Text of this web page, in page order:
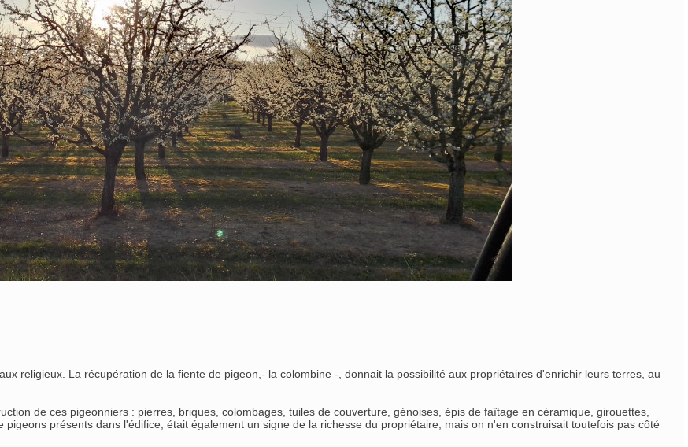
religieux. La récupération de la fiente de pigeon,- la colombine -, donnait la possibilité aux propriétaires d'enrichir leurs terres, au
de ces pigeonniers : pierres, briques, colombages, tuiles de couverture, génoises, épis de faîtage en céramique, girouettes,
présents dans l'édifice, était également un signe de la richesse du propriétaire, mais on n'en construisait toutefois pas côté